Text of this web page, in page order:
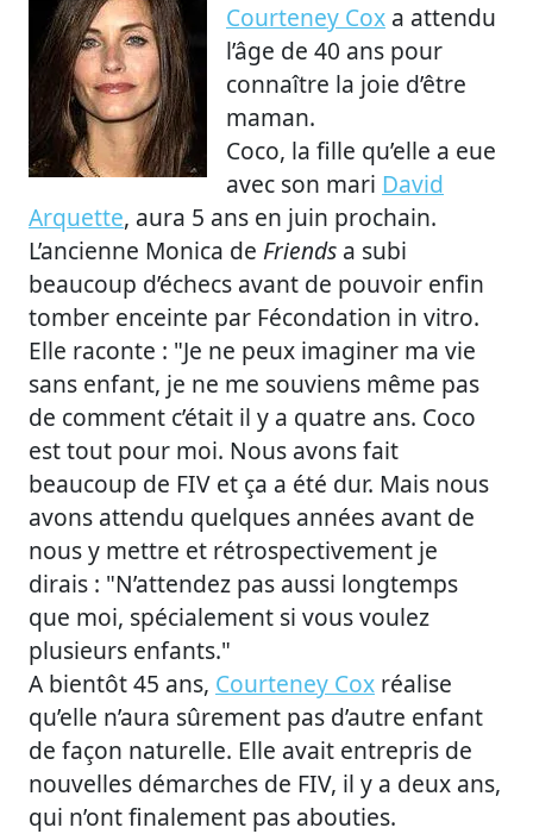
Courteney Cox a attendu
l’âge de 40 ans pour
connaître la joie d’être
maman.
Coco, la fille qu’elle a eue
avec son mari David
Arquette, aura 5 ans en juin prochain.
L’ancienne Monica de Friends a subi
beaucoup d’échecs avant de pouvoir enfin
tomber enceinte par Fécondation in vitro.
Elle raconte : "Je ne peux imaginer ma vie
sans enfant, je ne me souviens même pas
de comment c’était il y a quatre ans. Coco
est tout pour moi. Nous avons fait
beaucoup de FIV et ça a été dur. Mais nous
avons attendu quelques années avant de
nous y mettre et rétrospectivement je
dirais : "N’attendez pas aussi longtemps
que moi, spécialement si vous voulez
plusieurs enfants."
A bientôt 45 ans, Courteney Cox réalise
qu’elle n’aura sûrement pas d’autre enfant
de façon naturelle. Elle avait entrepris de
nouvelles démarches de FIV, il y a deux ans,
qui n’ont finalement pas abouties.